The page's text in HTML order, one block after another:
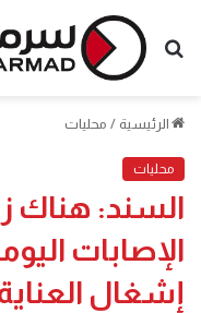
بحث
الرئيسية / محليات
محليات
السند: هناك
الإصابات
إشغال